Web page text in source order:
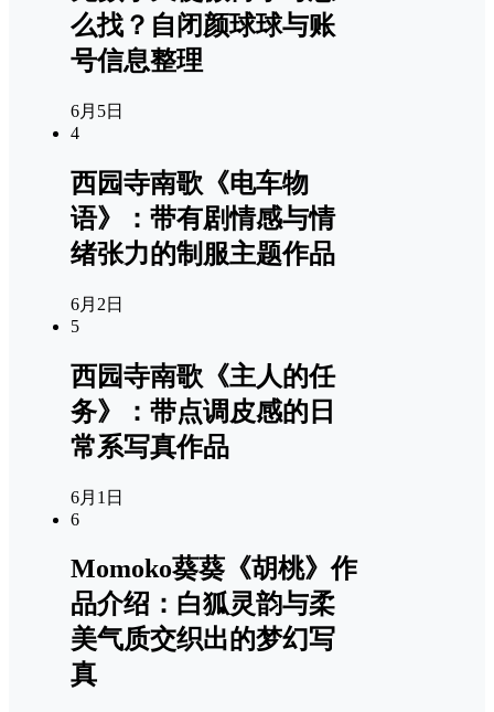
么找？自闭颜球球与账
号信息整理
6月5日
4
西园寺南歌《电车物
语》：带有剧情感与情
绪张力的制服主题作品
6月2日
5
西园寺南歌《主人的任
务》：带点调皮感的日
常系写真作品
6月1日
6
Momoko葵葵《胡桃》作
品介绍：白狐灵韵与柔
美气质交织出的梦幻写
真